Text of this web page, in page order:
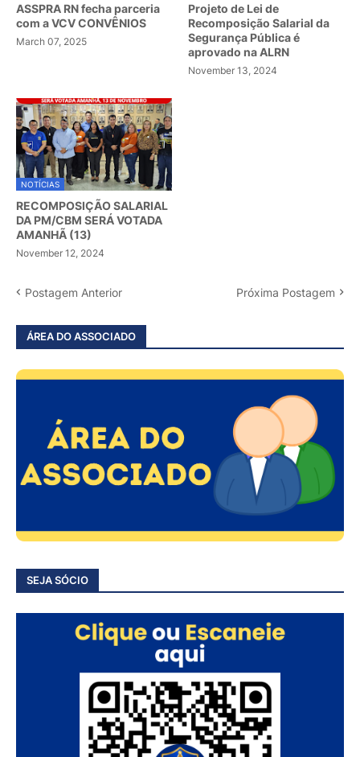
ASSPRA RN fecha parceria
com a VCV CONVÊNIOS
March 07, 2025
Projeto de Lei de
Recomposição Salarial da
Segurança Pública é
aprovado na ALRN
November 13, 2024
NOTÍCIAS
RECOMPOSIÇÃO SALARIAL
DA PM/CBM SERÁ VOTADA
AMANHÃ (13)
November 12, 2024
Postagem Anterior Próxima Postagem
ÁREA DO ASSOCIADO
SEJA SÓCIO